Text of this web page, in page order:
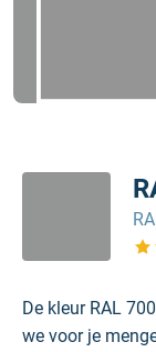
De kleur RAL
we voor je